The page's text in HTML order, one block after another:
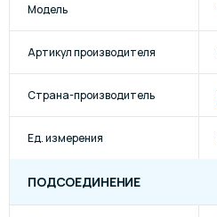
Модель
Артикул производителя
Страна-производитель
Ед. измерения
ПОДСОЕДИНЕНИЕ